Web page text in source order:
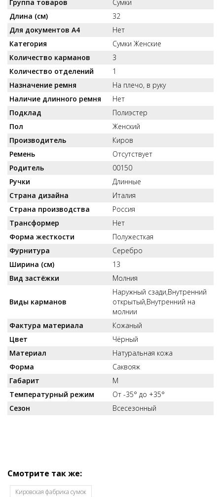
Группа товаров
Сумки
Длина (см)
32
Для документов А4
Нет
Категория
Сумки Женские
Количество карманов
3
Количество отделений
1
Назначение ремня
На плечо, в руку
Наличие длинного ремня
Нет
Подклад
Полиэстер
Пол
Женский
Производитель
Киров
Ремень
Отсутствует
Родитель
00150
Ручки
Длинные
Страна дизайна
Италия
Страна производства
Россия
Трансформер
Нет
Форма жесткости
Полужесткая
Фурнитура
Серебро
Ширина (см)
13
Вид застёжки
Молния
Виды карманов
Наружный сзади,Внутренний
открытый,Внутренний на
молнии
Фактура материала
Кожаный
Цвет
Чёрный
Материал
Натуральная кожа
Форма
Саквояж
Габарит
M
Температурный режим
От -35° до +35°
Сезон
Всесезонный
Смотрите так же:
Кировская фабрика сумок